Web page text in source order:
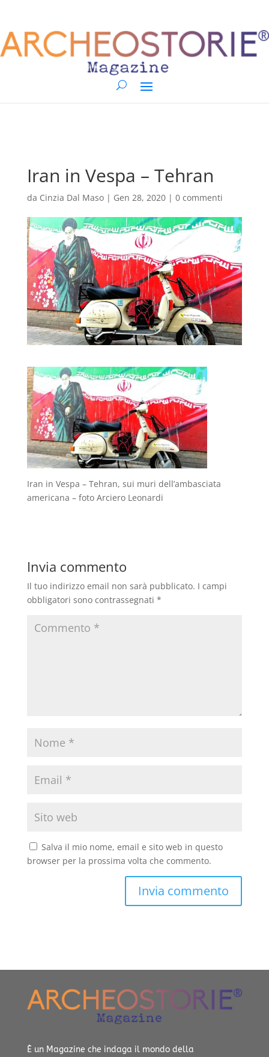
Iran in Vespa – Tehran
da Cinzia Dal Maso| Gen 28, 2020| 0 commenti
Iran in Vespa – Tehran, sui muri dell’ambasciata
americana – foto Arciero Leonardi
Invia commento
Il tuo indirizzo email non sarà pubblicato. I campi
obbligatori sono contrassegnati *
Salva il mio nome, email e sito web in questo
browser per la prossima volta che commento.
È un Magazine che indaga il mondo della